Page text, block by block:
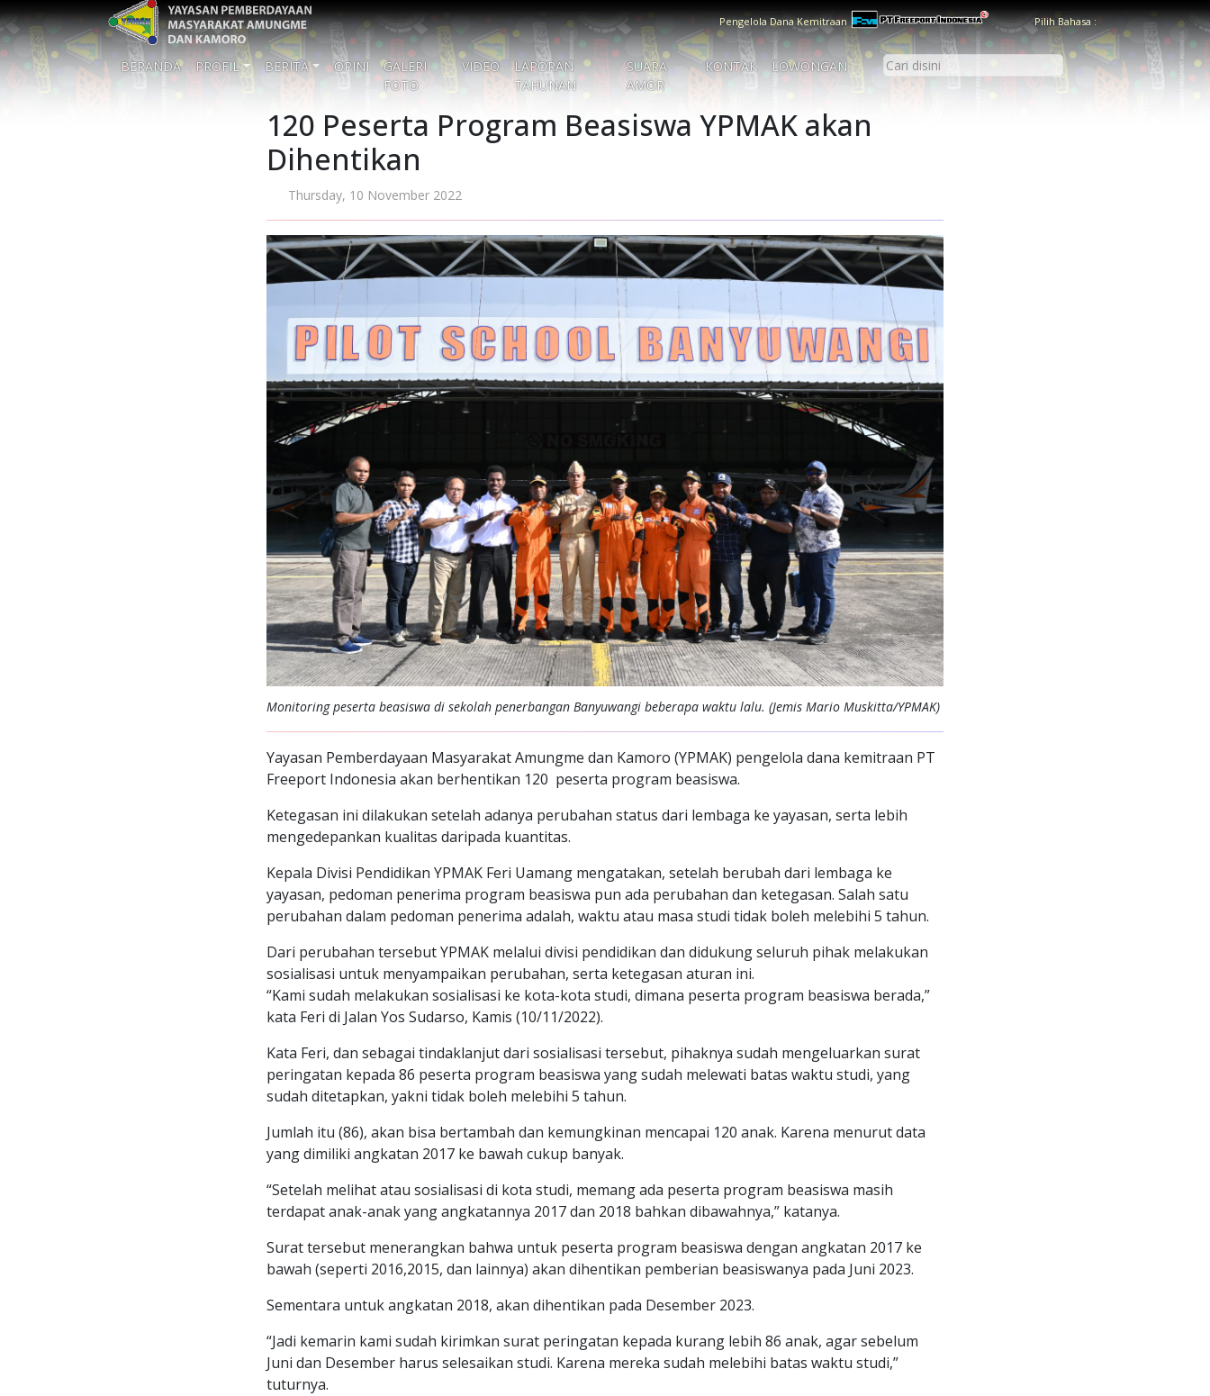
Pengelola Dana Kemitraan Pilih Bahasa :
BERANDA PROFIL BERITA OPINI
GALERI
FOTO
VIDEO
LAPORAN
TAHUNAN
SUARA
AMOR
KONTAK LOWONGAN
120 Peserta Program Beasiswa YPMAK akan
Dihentikan
Thursday, 10 November 2022
Monitoring peserta beasiswa di sekolah penerbangan Banyuwangi beberapa waktu lalu. (Jemis Mario Muskitta/YPMAK)
Yayasan Pemberdayaan Masyarakat Amungme dan Kamoro (YPMAK) pengelola dana kemitraan PT
Freeport Indonesia akan berhentikan 120 peserta program beasiswa.
Ketegasan ini dilakukan setelah adanya perubahan status dari lembaga ke yayasan, serta lebih
mengedepankan kualitas daripada kuantitas.
Kepala Divisi Pendidikan YPMAK Feri Uamang mengatakan, setelah berubah dari lembaga ke
yayasan, pedoman penerima program beasiswa pun ada perubahan dan ketegasan. Salah satu
perubahan dalam pedoman penerima adalah, waktu atau masa studi tidak boleh melebihi 5 tahun.
Dari perubahan tersebut YPMAK melalui divisi pendidikan dan didukung seluruh pihak melakukan
sosialisasi untuk menyampaikan perubahan, serta ketegasan aturan ini.
“Kami sudah melakukan sosialisasi ke kota-kota studi, dimana peserta program beasiswa berada,”
kata Feri di Jalan Yos Sudarso, Kamis (10/11/2022).
Kata Feri, dan sebagai tindaklanjut dari sosialisasi tersebut, pihaknya sudah mengeluarkan surat
peringatan kepada 86 peserta program beasiswa yang sudah melewati batas waktu studi, yang
sudah ditetapkan, yakni tidak boleh melebihi 5 tahun.
Jumlah itu (86), akan bisa bertambah dan kemungkinan mencapai 120 anak. Karena menurut data
yang dimiliki angkatan 2017 ke bawah cukup banyak.
“Setelah melihat atau sosialisasi di kota studi, memang ada peserta program beasiswa masih
terdapat anak-anak yang angkatannya 2017 dan 2018 bahkan dibawahnya,” katanya.
Surat tersebut menerangkan bahwa untuk peserta program beasiswa dengan angkatan 2017 ke
bawah (seperti 2016,2015, dan lainnya) akan dihentikan pemberian beasiswanya pada Juni 2023.
Sementara untuk angkatan 2018, akan dihentikan pada Desember 2023.
“Jadi kemarin kami sudah kirimkan surat peringatan kepada kurang lebih 86 anak, agar sebelum
Juni dan Desember harus selesaikan studi. Karena mereka sudah melebihi batas waktu studi,”
tuturnya.